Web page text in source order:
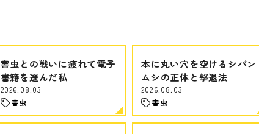
害虫との戦いに疲れて電子
書籍を選んだ私
2026.08.03
害虫
本に丸い穴を空けるシバン
ムシの正体と撃退法
2026.08.03
害虫